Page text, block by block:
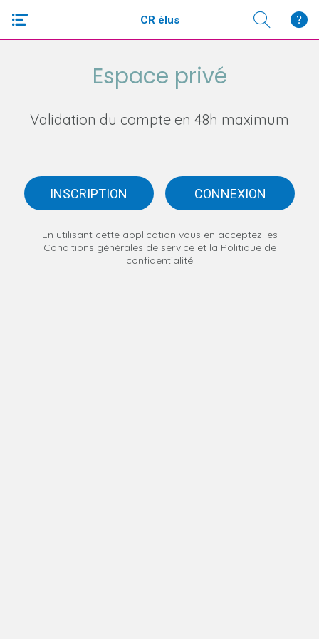
CR élus
Espace privé
Validation du compte en 48h maximum
INSCRIPTION CONNEXION
En utilisant cette application vous en acceptez les
Conditions générales de serviceet la Politique de
confidentialité